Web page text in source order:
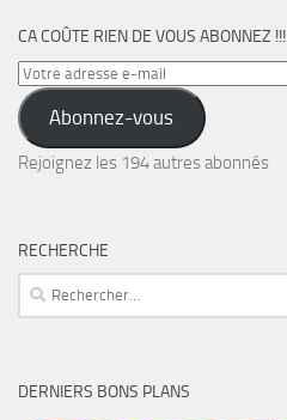
CA COÛTE RIEN DE VOUS ABONNEZ !!!
Votre
adresse
e-
mail
Abonnez-vous
Rejoignez les 194 autres abonnés
RECHERCHE
Rechercher :
DERNIERS BONS PLANS